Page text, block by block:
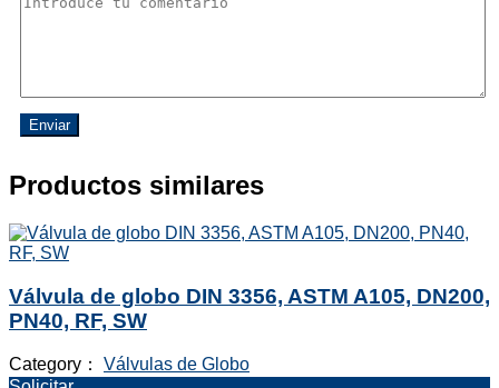
Enviar
Productos similares
Válvula de globo DIN 3356, ASTM A105, DN200,
PN40, RF, SW
Category： Válvulas de Globo